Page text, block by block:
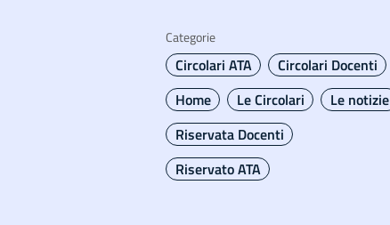
Categorie
Circolari ATA
Circolari Docenti
Home
Le Circolari
Le notizie
Riservata Docenti
Riservato ATA